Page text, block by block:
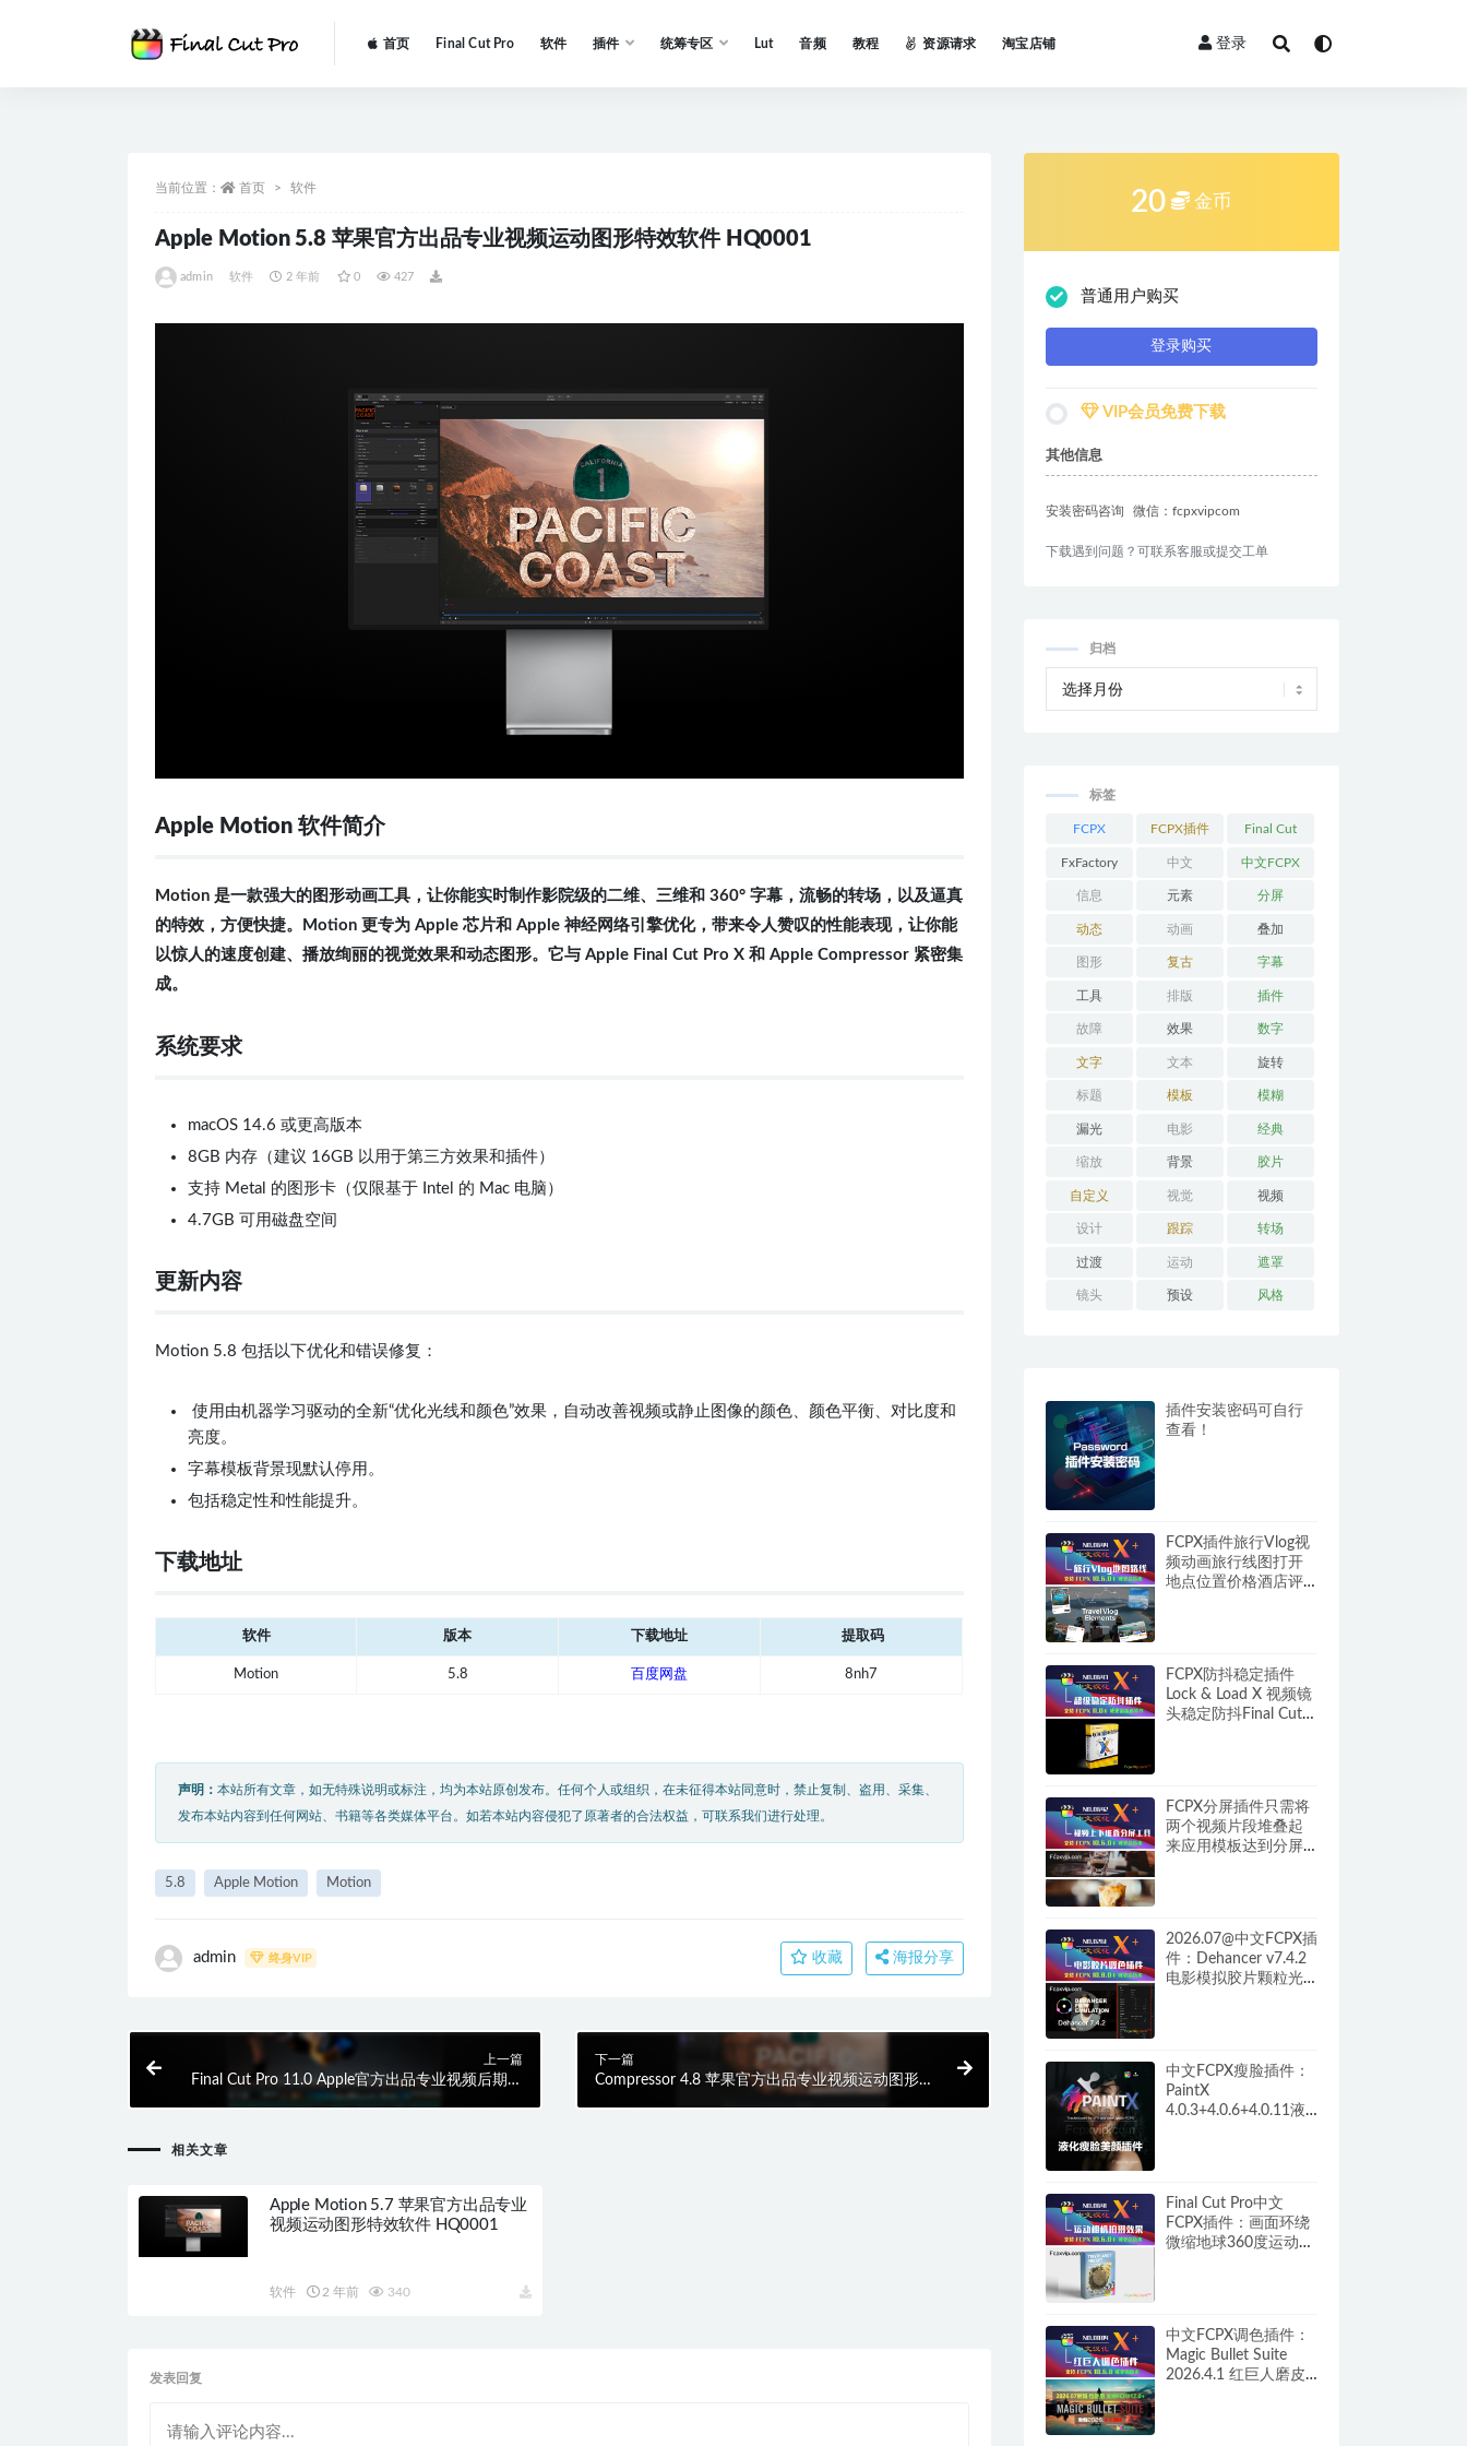
首页 Final Cut Pro 软件 插件 统筹专区 Lut 音频 教程 资源请求 淘宝店铺 登录
当前位置： 首页 软件
Apple Motion 5.8 苹果官方出品专业视频运动图形特效软件 HQ0001
admin 软件 2 年前 0 427
Apple Motion 软件简介
Motion 是一款强大的图形动画工具，让你能实时制作影院级的二维、三维和 360° 字幕，流畅的转场，以及逼真
的特效，方便快捷。Motion 更专为 Apple 芯片和 Apple 神经网络引擎优化， 带来令人赞叹的性能表现，让你能
以惊人的速度创建、 播放绚丽的视觉效果和动态图形。它与 Apple Final Cut Pro X 和 Apple Compressor 紧密集
成。
系统要求
macOS 14.6 或更高版本
8GB 内存（建议 16GB 以用于第三方效果和插件）
支持 Metal 的图形卡（仅限基于 Intel 的 Mac 电脑）
4.7GB 可用磁盘空间
更新内容
Motion 5.8 包括以下优化和错误修复：
使用由机器学习驱动的全新“优化光线和颜色”效果，自动改善视频或静止图像的颜色、颜色平衡、对比度和
亮度。
字幕模板背景现默认停用。
包括稳定性和性能提升。
下载地址
软件 版本 下载地址 提取码
Motion 5.8 百度网盘 8nh7
声明： 本站所有文章，如无特殊说明或标注，均为本站原创发布。任何个人或组织，在未征得本站同意时，禁止复制、盗用、采集、
发布本站内容到任何网站、书籍等各类媒体平台。如若本站内容侵犯了原著者的合法权益，可联系我们进行处理。
5.8 Apple Motion Motion
admin 终身VIP 收藏 海报分享
上一篇
Final Cut Pro 11.0 Apple官方出品专业视频后期制
作剪辑软件 HQ0001
下一篇
Compressor 4.8 苹果官方出品专业视频运动图形特
相关文章
Apple Motion 5.7 苹果官方出品专业
视频运动图形特效软件 HQ0001
软件 2 年前 340
发表回复
20 金币
普通用户购买
登录购买
VIP会员免费下载
其他信息
安装密码咨询 微信：fcpxvipcom
下载遇到问题？可联系客服或提交工单
归档
标签
FCPX FCPX插件 Final Cut
Pro
FxFactory 中文 中文FCPX
插件
信息 元素 分屏
动态 动画 叠加
图形 复古 字幕
工具 排版 插件
故障 效果 数字
文字 文本 旋转
标题 模板 模糊
漏光 电影 经典
缩放 背景 胶片
自定义 视觉 视频
设计 跟踪 转场
过渡 运动 遮罩
镜头 预设 风格
插件安装密码可自行
查看！
FCPX插件旅行Vlog视
频动画旅行线图打开
地点位置价格酒店评
FCPX防抖稳定插件
Lock & Load X 视频镜
头稳定防抖Final Cut
FCPX分屏插件只需将
两个视频片段堆叠起
来应用模板达到分屏
2026.07@中文FCPX插
件：Dehancer v7.4.2
电影模拟胶片颗粒光
中文FCPX瘦脸插件：
PaintX
4.0.3+4.0.6+4.0.11液
Final Cut Pro中文
FCPX插件：画面环绕
微缩地球360度运动相
中文FCPX调色插件：
Magic Bullet Suite
2026.4.1 红巨人磨皮